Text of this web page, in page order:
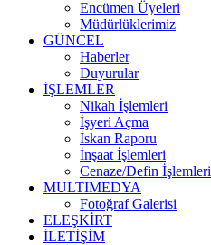
Encümen Üyeleri
Müdürlüklerimiz
GÜNCEL
Haberler
Duyurular
İŞLEMLER
Nikah İşlemleri
İşyeri Açma
İskan Raporu
İnşaat İşlemleri
Cenaze/Defin İşlemleri
MULTIMEDYA
Fotoğraf Galerisi
ELEŞKİRT
İLETİŞİM